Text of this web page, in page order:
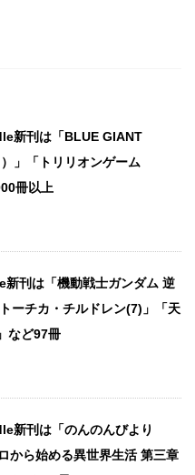
新刊は「BLUE GIANT
」「トリリオンゲーム
冊以上
刊は「機動戦士ガンダム 逆
ーチカ・チルドレン(7)」「天
など97冊
新刊は「のんのんびより
から始める異世界生活 第三章